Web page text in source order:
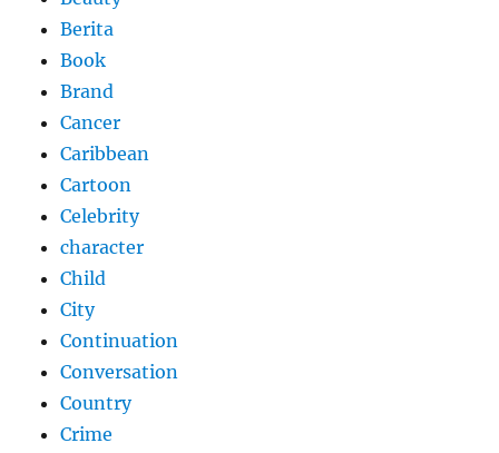
Berita
Book
Brand
Cancer
Caribbean
Cartoon
Celebrity
character
Child
City
Continuation
Conversation
Country
Crime